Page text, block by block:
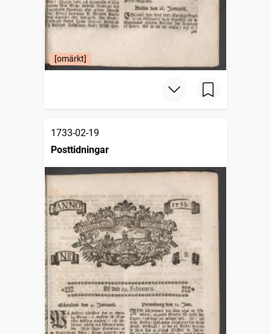
[omärkt]
1733-02-19
Posttidningar